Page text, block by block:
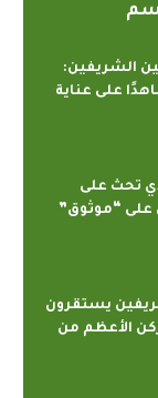
الشريفين:
على عناية
تحث على
على “موثوق”
يستقرون
الأعظم من